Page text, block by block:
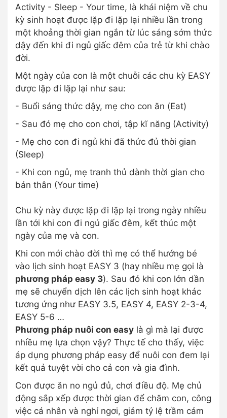
Activity - Sleep - Your time, là khái niệm về chu
kỳ sinh hoạt được lặp đi lặp lại nhiều lần trong
một khoảng thời gian ngắn từ lúc sáng sớm thức
dậy đến khi đi ngủ giấc đêm của trẻ từ khi chào
đời.
Một ngày của con là một chuỗi các chu kỳ EASY
được lặp đi lặp lại như sau:
- Buổi sáng thức dậy, mẹ cho con ăn (Eat)
- Sau đó mẹ cho con chơi, tập kĩ năng (Activity)
- Mẹ cho con đi ngủ khi đã thức đủ thời gian
(Sleep)
- Khi con ngủ, mẹ tranh thủ dành thời gian cho
bản thân (Your time)
Chu kỳ này được lặp đi lặp lại trong ngày nhiều
lần tới khi con đi ngủ giấc đêm, kết thúc một
ngày của mẹ và con.
Khi con mới chào đời thì mẹ có thể hướng bé
vào lịch sinh hoạt EASY 3 (hay nhiều mẹ gọi là
phương pháp easy 3). Sau đó khi con lớn dần
mẹ sẽ chuyển dịch lên các lịch sinh hoạt khác
tương ứng như EASY 3.5, EASY 4, EASY 2-3-4,
EASY 5-6 …
Phương pháp nuôi con easy là gì mà lại được
nhiều mẹ lựa chọn vậy? Thực tế cho thấy, việc
áp dụng phương pháp easy để nuôi con đem lại
kết quả tuyệt vời cho cả con và gia đình.
Con được ăn no ngủ đủ, chơi điều độ. Mẹ chủ
động sắp xếp được thời gian để chăm con, công
việc cá nhân và nghỉ ngơi, giảm tỷ lệ trầm cảm